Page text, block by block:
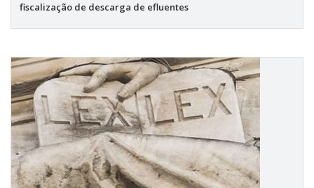
fiscalização de descarga de efluentes